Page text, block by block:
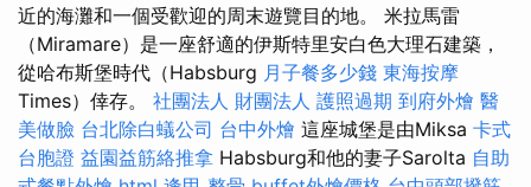
近的海灘和一個受歡迎的周末遊覽目的地。 米拉馬雷
（Miramare）是一座舒適的伊斯特里安白色大理石建築，
從哈布斯堡時代（Habsburg 月子餐多少錢 東海按摩
Times）倖存。 社團法人 財團法人 護照過期 到府外燴 醫
美做臉 台北除白蟻公司 台中外燴 這座城堡是由Miksa 卡式
台胞證 益園益筋絡推拿 Habsburg和他的妻子Sarolta 自助